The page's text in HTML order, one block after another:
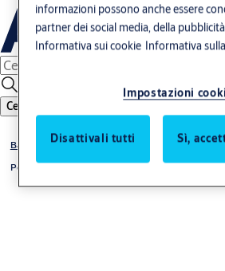
Cerca
Baie di carico
Pedane di carico
informazioni possono anche essere
partner dei social media, della
Informativa sui cookie Informativa
Impostazioni
Disattivali tutti Sì,